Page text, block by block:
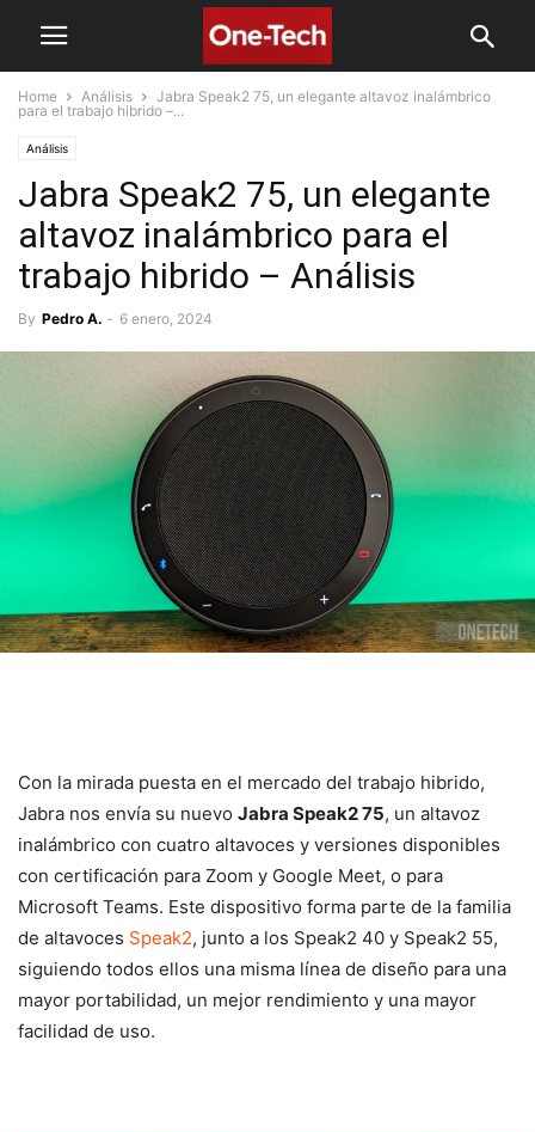
Home Análisis
Jabra Speak2 75, un elegante altavoz inalámbrico
para el trabajo hibrido –...
Análisis
Jabra Speak2 75, un elegante
altavoz inalámbrico para el
trabajo hibrido – Análisis
By Pedro A. - 6 enero, 2024
Con la mirada puesta en el mercado del trabajo hibrido,
Jabra nos envía su nuevo Jabra Speak2 75, un altavoz
inalámbrico con cuatro altavoces y versiones disponibles
con certificación para Zoom y Google Meet, o para
Microsoft Teams. Este dispositivo forma parte de la familia
de altavoces Speak2, junto a los Speak2 40 y Speak2 55,
siguiendo todos ellos una misma línea de diseño para una
mayor portabilidad, un mejor rendimiento y una mayor
facilidad de uso.